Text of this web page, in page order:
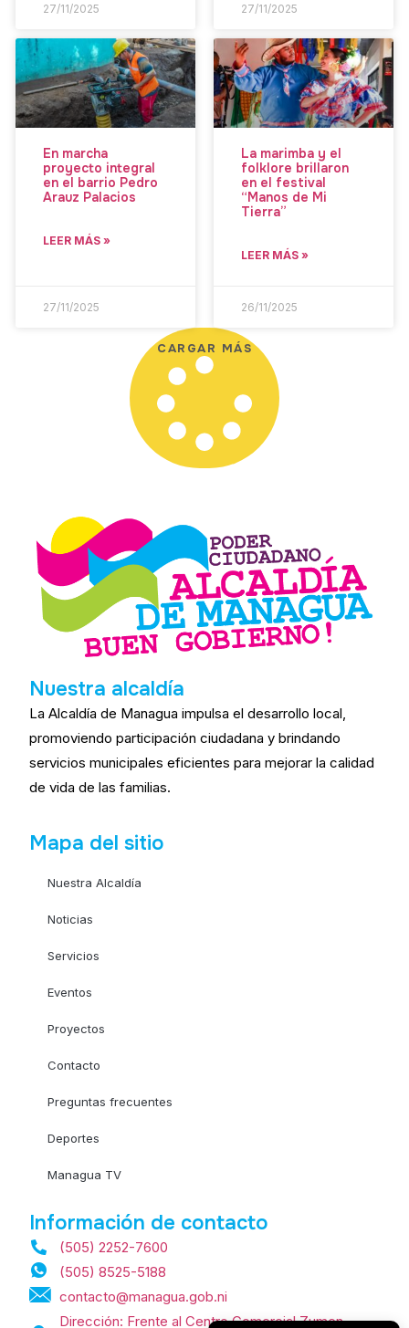
27/11/2025 27/11/2025
En marcha
proyecto integral
en el barrio Pedro
Arauz Palacios
LEER MÁS »
27/11/2025
La marimba y el
folklore brillaron
en el festival
“Manos de Mi
Tierra”
LEER MÁS »
26/11/2025
CARGAR MÁS
Nuestra alcaldía
La Alcaldía de Managua impulsa el desarrollo local,
promoviendo participación ciudadana y brindando
servicios municipales eficientes para mejorar la calidad
de vida de las familias.
Mapa del sitio
Nuestra Alcaldía
Noticias
Servicios
Eventos
Proyectos
Contacto
Preguntas frecuentes
Deportes
Managua TV
Información de contacto
(505) 2252-7600
(505) 8525-5188
contacto@managua.gob.ni
Dirección: Frente al Centro Comercial Zumen,